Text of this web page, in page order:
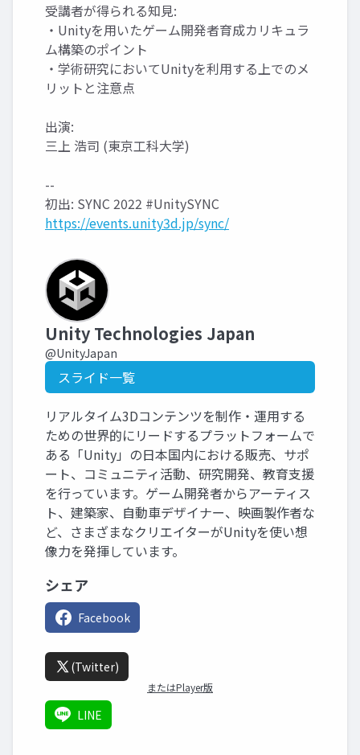
受講者が得られる知見:
・Unityを用いたゲーム開発者育成カリキュラ
ム構築のポイント
・学術研究においてUnityを利用する上でのメ
リットと注意点
出演:
三上 浩司 (東京工科大学)
--
初出: SYNC 2022 #UnitySYNC
https://events.unity3d.jp/sync/
Unity Technologies Japan
@UnityJapan
スライド一覧
リアルタイム3Dコンテンツを制作・運用する
ための世界的にリードするプラットフォームで
ある「Unity」の日本国内における販売、サポ
ート、コミュニティ活動、研究開発、教育支援
を行っています。ゲーム開発者からアーティス
ト、建築家、自動車デザイナー、映画製作者な
ど、さまざまなクリエイターがUnityを使い想
像力を発揮しています。
シェア
Facebook
(Twitter)
またはPlayer版
LINE